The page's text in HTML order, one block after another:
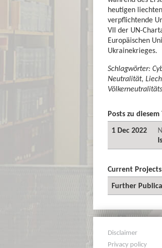
heutigen
verpflichtende
VII der UN-
Europäischen
Ukrainekrieges.
Schlagwörter:
Neutralität,
Posts zu diesem
1 Dec 2022
Current
Further
Disclaimer
Privacy policy